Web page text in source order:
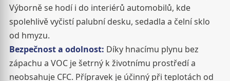
Výborně se hodí i do interiérů automobilů, kde
spolehlivě vyčistí palubní desku, sedadla a čelní sklo
od hmyzu.
Bezpečnost a odolnost: Díky hnacímu plynu bez
zápachu a VOC je šetrný k životnímu prostředí a
neobsahuje CFC. Přípravek je účinný při teplotách od